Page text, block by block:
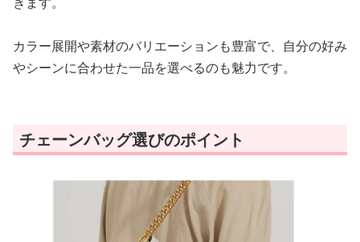
カラー展開や素材のバリエーションも豊富で、自分の好み
やシーンに合わせた一品を選べるのも魅力です。
チェーンバッグ選びのポイント